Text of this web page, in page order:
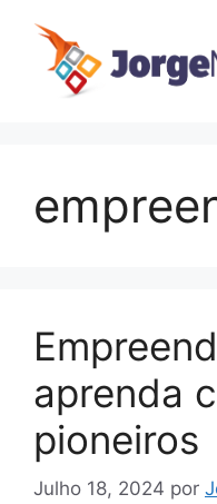
para
conteúdo
aprenda
pioneiros
Julho 18, 2024 por